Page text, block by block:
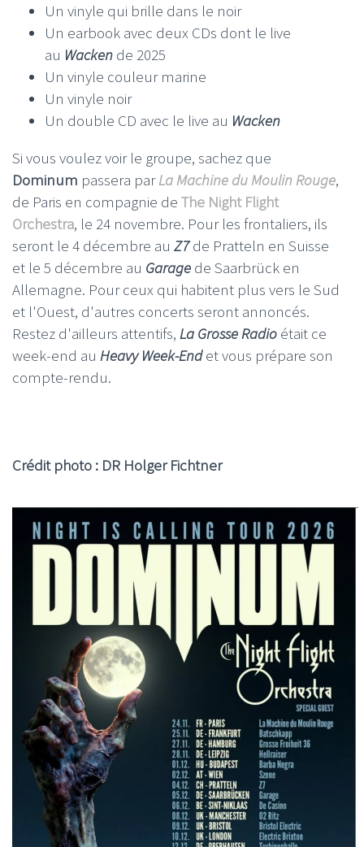
Un vinyle qui brille dans le noir
Un earbook avec deux CDs dont le live
au Wacken de 2025
Un vinyle couleur marine
Un vinyle noir
Un double CD avec le live au Wacken
Si vous voulez voir le groupe, sachez que
Dominum passera parLa Machine du Moulin Rouge,
de Paris en compagnie de The Night Flight
Orchestra, le 24 novembre. Pour les frontaliers, ils
seront le 4 décembre au Z7 de Pratteln en Suisse
et le 5 décembre au Garage de Saarbrück en
Allemagne. Pour ceux qui habitent plus vers le Sud
et l'Ouest, d'autres concerts seront annoncés.
Restez d'ailleurs attentifs, La Grosse Radio était ce
week-end au Heavy Week-End et vous prépare son
compte-rendu.
Crédit photo : DR Holger Fichtner